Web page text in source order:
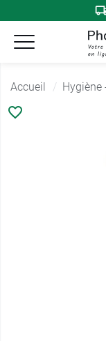
Accueil Hygiène